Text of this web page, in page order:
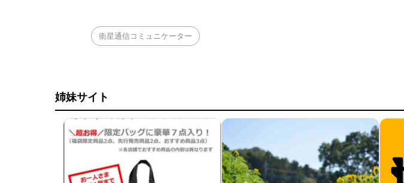
衛星通信コミュニケーター
姉妹サイト